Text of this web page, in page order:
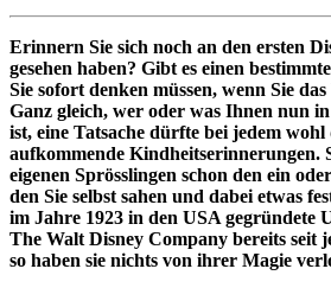
Erinnern Sie sich noch an den ersten
gesehen haben? Gibt es einen
Sie sofort denken müssen, wenn Sie
Ganz gleich, wer oder was Ihnen nun
ist, eine Tatsache dürfte bei jedem wohl
aufkommende Kindheitserinnerungen.
eigenen Sprösslingen schon den ein
den Sie selbst sahen und dabei etwas
im Jahre 1923 in den USA gegründete
The Walt Disney Company bereits seit
so haben sie nichts von ihrer Magie